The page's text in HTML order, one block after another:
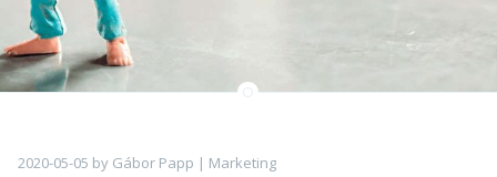
2020-05-05 by Gábor Papp | Marketing